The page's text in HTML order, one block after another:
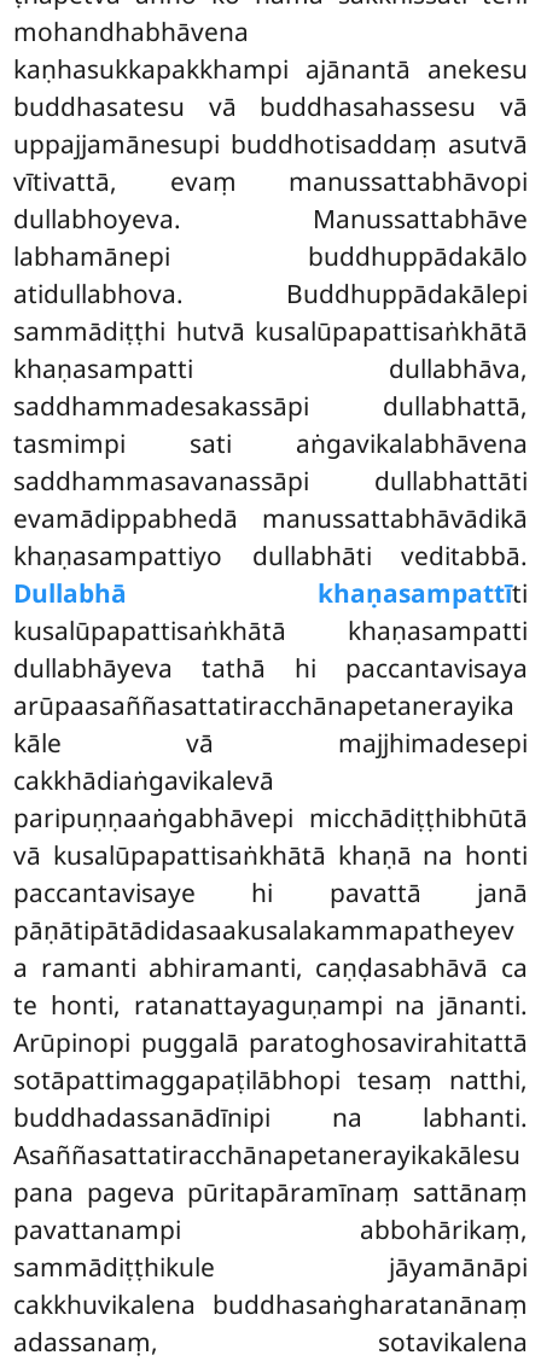
mohandhabhāvena
kaṇhasukkapakkhampi ajānantā anekesu
buddhasatesu vā buddhasahassesu vā
uppajjamānesupi buddhotisaddaṃ asutvā
vītivattā, evaṃ manussattabhāvopi
dullabhoyeva. Manussattabhāve
labhamānepi buddhuppādakālo
atidullabhova. Buddhuppādakālepi
sammādiṭṭhi hutvā kusalūpapattisaṅkhātā
khaṇasampatti dullabhāva,
saddhammadesakassāpi dullabhattā,
tasmimpi sati aṅgavikalabhāvena
saddhammasavanassāpi dullabhattāti
evamādippabhedā manussattabhāvādikā
khaṇasampattiyo dullabhāti veditabbā.
Dullabhā khaṇasampattīti
kusalūpapattisaṅkhātā khaṇasampatti
dullabhāyeva tathā hi paccantavisaya
arūpaasaññasattatiracchānapetanerayika
kāle vā majjhimadesepi
cakkhādiaṅgavikalevā
paripuṇṇaaṅgabhāvepi micchādiṭṭhibhūtā
vā kusalūpapattisaṅkhātā khaṇā na honti
paccantavisaye hi pavattā janā
pāṇātipātādidasaakusalakammapatheyev
a ramanti abhiramanti, caṇḍasabhāvā ca
te honti, ratanattayaguṇampi na jānanti.
Arūpinopi puggalā paratoghosavirahitattā
sotāpattimaggapaṭilābhopi tesaṃ natthi,
buddhadassanādīnipi na labhanti.
Asaññasattatiracchānapetanerayikakālesu
pana pageva pūritapāramīnaṃ sattānaṃ
pavattanampi abbohārikaṃ,
sammādiṭṭhikule jāyamānāpi
cakkhuvikalena buddhasaṅgharatanānaṃ
adassanaṃ, sotavikalena